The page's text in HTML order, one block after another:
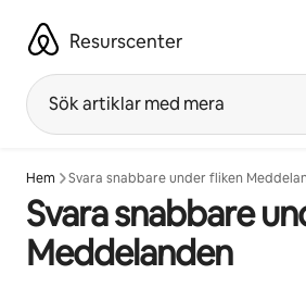
innehåll
Resurscenter
Sök artiklar med mera
Hem Svara snabbare under fliken
Svara snabbare
Meddelanden